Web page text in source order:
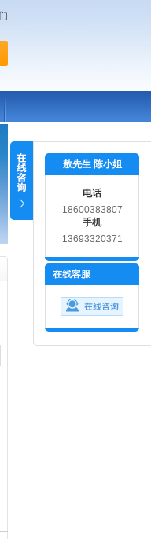
敖先生 陈小姐
电话
18600383807
手机
13693320371
在线客服